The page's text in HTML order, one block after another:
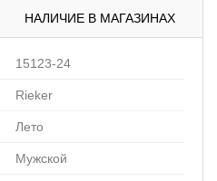
НАЛИЧИЕ В МАГАЗИНАХ
15123-24
Rieker
Лето
Мужской